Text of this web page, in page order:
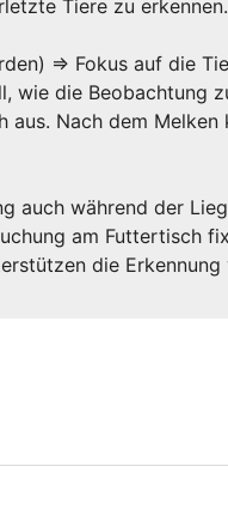
Tiere zu
⇒ Fokus auf die
wie die Beobachtung
Nach dem Melken
auch während der
am Futtertisch
die